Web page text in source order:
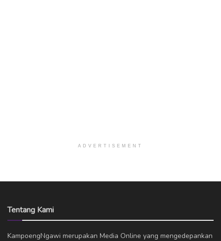
ADVERTISEMENT
Tentang Kami
KampoengNgawi merupakan Media Online yang mengedepankan